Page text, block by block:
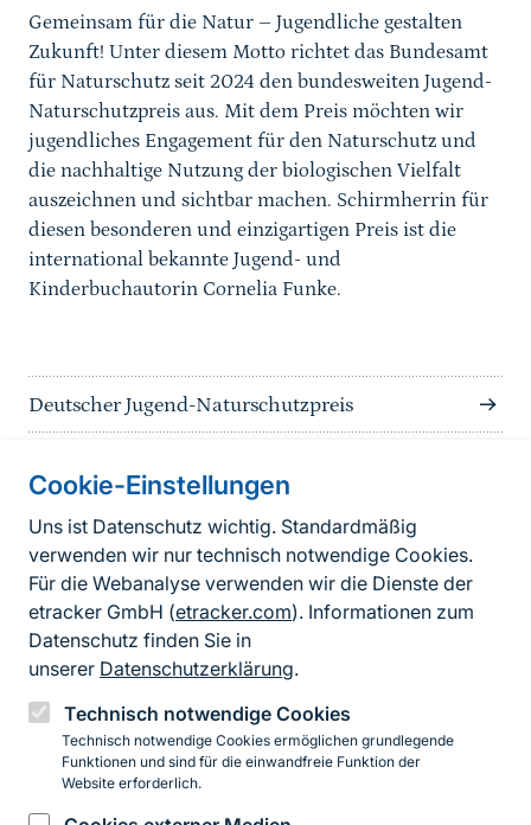
Cookie-Einstellungen
Uns ist Datenschutz wichtig. Standardmäßig
verwenden wir nur technisch notwendige Cookies.
Für die Webanalyse verwenden wir die Dienste der
etracker GmbH (etracker.com). Informationen zum
Datenschutz finden Sie in
unserer Datenschutzerklärung.
Technisch notwendige Cookies
Technisch notwendige Cookies ermöglichen grundlegende
Funktionen und sind für die einwandfreie Funktion der
Website erforderlich.
Gemeinsam für die Natur – Jugendliche gestalten
Zukunft! Unter diesem Motto richtet das Bundesamt
für Naturschutz seit 2024 den bundesweiten Jugend-
Naturschutzpreis aus. Mit dem Preis möchten wir
jugendliches Engagement für den Naturschutz und
die nachhaltige Nutzung der biologischen Vielfalt
auszeichnen und sichtbar machen. Schirmherrin für
diesen besonderen und einzigartigen Preis ist die
international bekannte Jugend- und
Kinderbuchautorin Cornelia Funke.
Deutscher Jugend-Naturschutzpreis
Informationen zur Seite
FußzeileKontakt zum BfN
Kontaktformular
Erklärung zur Barrierefreiheit
Impressum
Datenschutz